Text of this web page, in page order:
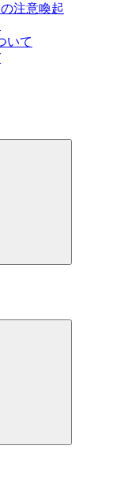
注意喚起
いて
み（日本）
米国/英語）